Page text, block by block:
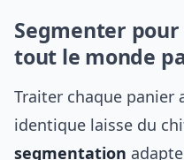
Segmenter
tout le monde
Traiter chaque panier
identique laisse du
segmentation